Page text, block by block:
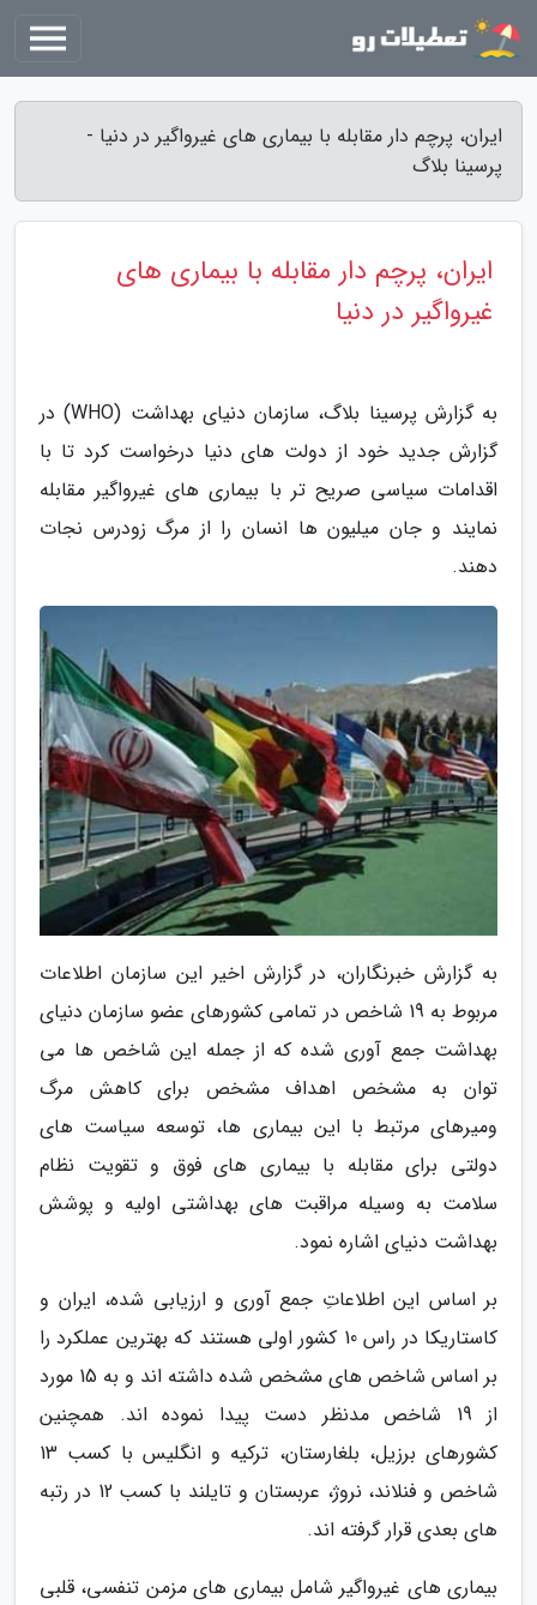
ایران، پرچم دار مقابله با بیماری های غیرواگیر در دنیا -
پرسینا بلاگ
ایران، پرچم دار مقابله با بیماری های
غیرواگیر در دنیا
به گزارش پرسینا بلاگ، سازمان دنیای بهداشت (WHO) در
گزارش جدید خود از دولت های دنیا درخواست کرد تا با
اقدامات سیاسی صریح تر با بیماری های غیرواگیر مقابله
نمایند و جان میلیون ها انسان را از مرگ زودرس نجات
دهند.
به گزارش خبرنگاران، در گزارش اخیر این سازمان اطلاعات
مربوط به 19 شاخص در تمامی کشورهای عضو سازمان دنیای
بهداشت جمع آوری شده که از جمله این شاخص ها می
توان به مشخص اهداف مشخص برای کاهش مرگ
ومیرهای مرتبط با این بیماری ها، توسعه سیاست های
دولتی برای مقابله با بیماری های فوق و تقویت نظام
سلامت به وسیله مراقبت های بهداشتی اولیه و پوشش
بهداشت دنیای اشاره نمود.
بر اساس این اطلاعاتِ جمع آوری و ارزیابی شده، ایران و
کاستاریکا در راس 10 کشور اولی هستند که بهترین عملکرد را
بر اساس شاخص های مشخص شده داشته اند و به 15 مورد
از 19 شاخص مدنظر دست پیدا نموده اند. همچنین
کشورهای برزیل، بلغارستان، ترکیه و انگلیس با کسب 13
شاخص و فنلاند، نروژ، عربستان و تایلند با کسب 12 در رتبه
های بعدی قرار گرفته اند.
بیماری های غیرواگیر شامل بیماری های مزمن تنفسی، قلبی